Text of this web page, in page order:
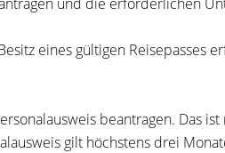
eines gültigen Reisepasses
beantragen. Das
gilt höchstens drei